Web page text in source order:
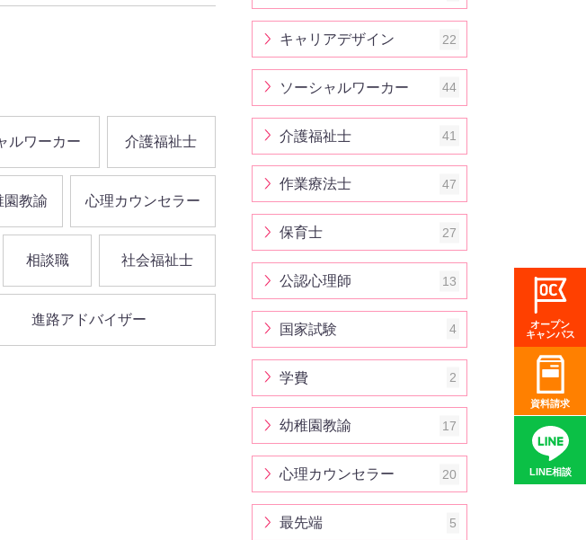
オープン
キャンパス
資料請求
LINE相談
ルワーカー 介護福祉士
園教諭 心理カウンセラー
相談職 社会福祉士
進路アドバイザー
キャリアデザイン 22
ソーシャルワーカー 44
介護福祉士 41
作業療法士 47
保育士 27
公認心理師 13
国家試験 4
学費 2
幼稚園教諭 17
心理カウンセラー 20
最先端 5